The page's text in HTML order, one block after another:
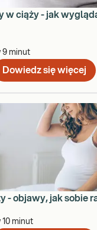
w ciąży - jak
9 minut
Dowiedz się więcej
- objawy, jak sobie
10 minut